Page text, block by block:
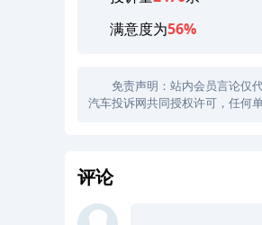
满意度为56%
免责声明：站内会员言论仅
汽车投诉网共同授权许可，任何
评论